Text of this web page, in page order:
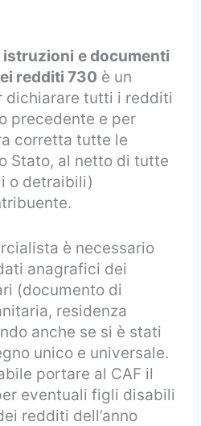
istruzioni e documenti
redditi 730 è un
dichiarare tutti i redditi
precedente e per
corretta tutte le
Stato, al netto di tutte
o detraibili)
è necessario
anagrafici dei
(documento di
residenza
anche se si è stati
unico e universale.
portare al CAF il
eventuali figli disabili
redditi dell’anno